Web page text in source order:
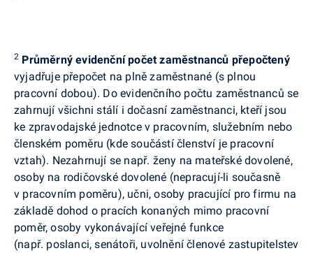
2 Průměrný evidenční počet zaměstnanců přepočtený
vyjadřuje přepočet na plně zaměstnané (s plnou
pracovní dobou). Do evidenčního počtu zaměstnanců se
zahrnují všichni stálí i dočasní zaměstnanci, kteří jsou
ke zpravodajské jednotce v pracovním, služebním nebo
členském poměru (kde součástí členství je pracovní
vztah). Nezahrnují se např. ženy na mateřské dovolené,
osoby na rodičovské dovolené (nepracují-li současně
v pracovním poměru), učni, osoby pracující pro firmu na
základě dohod o pracích konaných mimo pracovní
poměr, osoby vykonávající veřejné funkce
(např. poslanci, senátoři, uvolnění členové zastupitelstev